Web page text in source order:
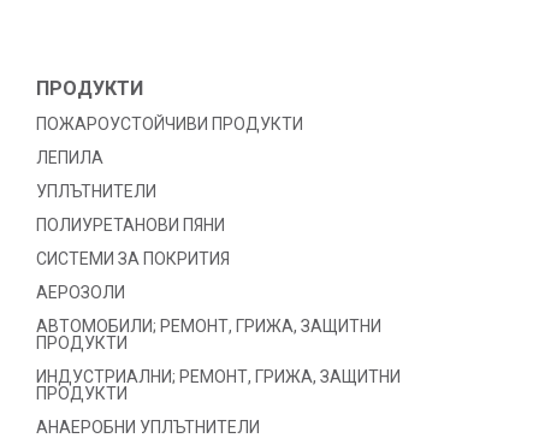
ПРОДУКТИ
ПОЖАРОУСТОЙЧИВИ ПРОДУКТИ
ЛЕПИЛА
УПЛЪТНИТЕЛИ
ПОЛИУРЕТАНОВИ ПЯНИ
СИСТЕМИ ЗА ПОКРИТИЯ
АЕРОЗОЛИ
АВТОМОБИЛИ; РЕМОНТ, ГРИЖА, ЗАЩИТНИ
ПРОДУКТИ
ИНДУСТРИАЛНИ; РЕМОНТ, ГРИЖА, ЗАЩИТНИ
ПРОДУКТИ
АНАЕРОБНИ УПЛЪТНИТЕЛИ